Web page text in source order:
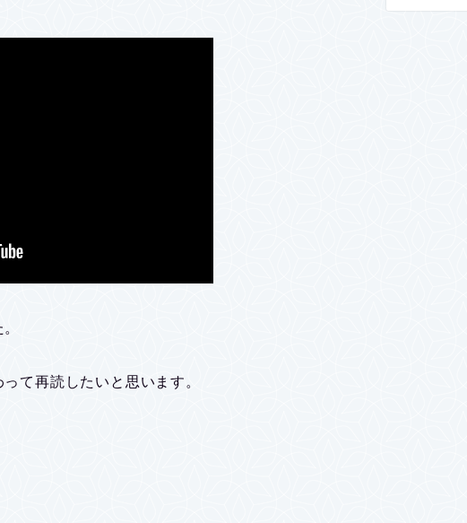
て再読したいと思います。